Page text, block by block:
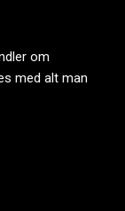
om
med alt man